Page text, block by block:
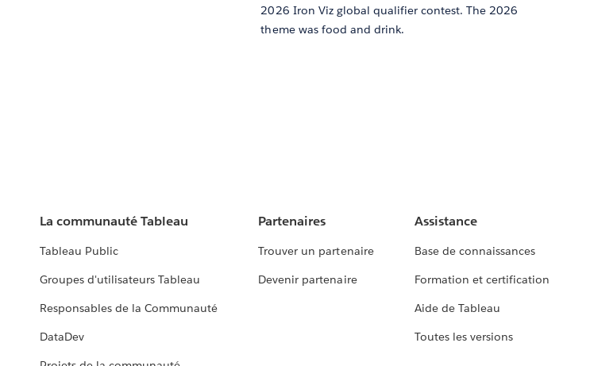
2026 Iron Viz global qualifier contest. The 2026
theme was food and drink.
La communauté Tableau
Tableau Public
Groupes d'utilisateurs Tableau
Responsables de la Communauté
DataDev
Partenaires
Trouver un partenaire
Devenir partenaire
Assistance
Base de connaissances
Formation et certification
Aide de Tableau
Toutes les versions